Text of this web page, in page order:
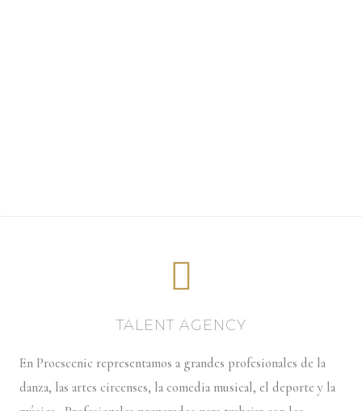
TALENT AGENCY
En Proescenic representamos a grandes profesionales de la
danza, las artes circenses, la comedia musical, el deporte y la